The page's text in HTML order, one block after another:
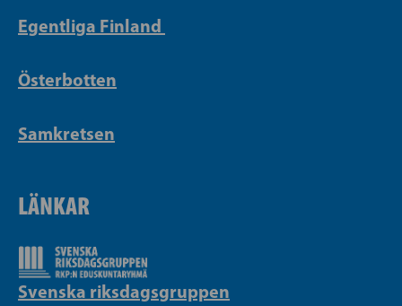
Egentliga Finland
Österbotten
Samkretsen
LÄNKAR
Svenska riksdagsgruppen